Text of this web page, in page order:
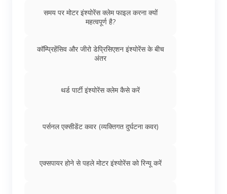
रिटर्न टू इनवॉइस कवर
ट्रेलर इंश्योरेंस
ऑटो रिक्शा इंश्योरंस
हैवी व्हीकल इंश्योरेंस
जे.सी.बी इंश्योरेंस
समय पर मोटर इंश्योरेंस क्लेम फाइल करना क्यों
महत्वपूर्ण है?
कॉम्प्रिहेंसिव और जीरो डेप्रिसिएशन इंश्योरेंस के बीच
अंतर
थर्ड पार्टी इंश्योरेंस क्लेम कैसे करें
पर्सनल एक्सीडेंट कवर (व्यक्तिगत दुर्घटना कवर)
एक्सपायर होने से पहले मोटर इंश्योरेंस को रिन्यू करें